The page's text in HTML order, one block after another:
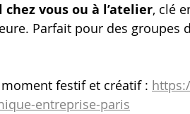
vous ou à l’atelier, clé
Parfait pour des groupes
festif et créatif :
entreprise-paris